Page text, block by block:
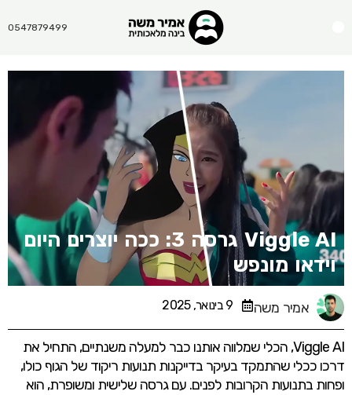
0547879499
Viggle AI גרסה 3: ככה יוצרים היום
וידאו מונפש​
אמיר משה 9 בינואר, 2025
Viggle AI, הכלי שמלווה אותנו כבר למעלה משנתיים, התחיל את
דרכו ככלי שהתמקד בעיקר בדייקנות תנועות ריקוד של הגוף כולו,
ופחות בתנועות הקרובות לפנים. עם גרסה שלישית ומשופרת, הוא